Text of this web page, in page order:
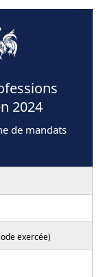
2024
de mandats
exercée)